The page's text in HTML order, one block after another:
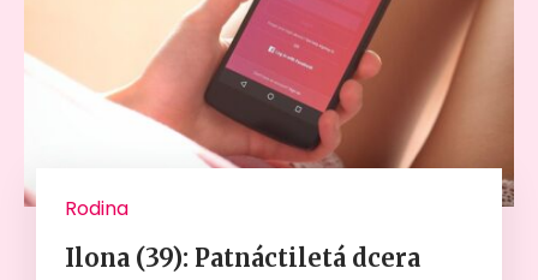
Rodina
Ilona (39): Patnáctiletá dcera